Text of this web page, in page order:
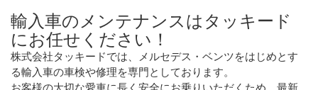
輸入車のメンテナンスはタッキード
にお任せください！
株式会社タッキードでは、メルセデス・ベンツをはじめとす
る輸入車の車検や修理を専門としております。
お客様の大切な愛車に長く安全にお乗りいただくため、最新